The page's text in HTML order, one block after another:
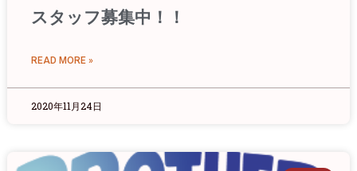
スタッフ募集中！！
READ MORE »
2020年11月24日